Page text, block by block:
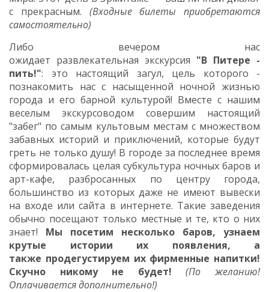
с прекрасным. (Входные билеты приобретаются
самостоятельно)
Либо вечером нас
ожидает развлекательная экскурсия "В Питере -
пить!": это настоящий загул, цель которого -
познакомить нас с насыщенной ночной жизнью
города и его барной культурой! Вместе с нашим
веселым экскурсоводом совершим настоящий
"забег" по самым культовым местам с множеством
забавных историй и приключений, которые будут
греть не только душу! В городе за последнее время
сформировалась целая субкультура ночных баров и
арт-кафе, разбросанных по центру города,
большинство из которых даже не имеют вывески
на входе или сайта в интернете. Такие заведения
обычно посещают только местные и те, кто о них
знает! Мы посетим несколько баров, узнаем
крутые истории их появления, а
также продегустируем их фирменные напитки!
Скучно никому не будет!
(По желанию!
Оплачивается дополнительно!)